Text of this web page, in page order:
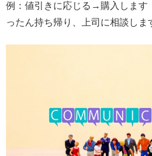
例：値引きに応じる→購入しま
ったん持ち帰り、上司に相談しま